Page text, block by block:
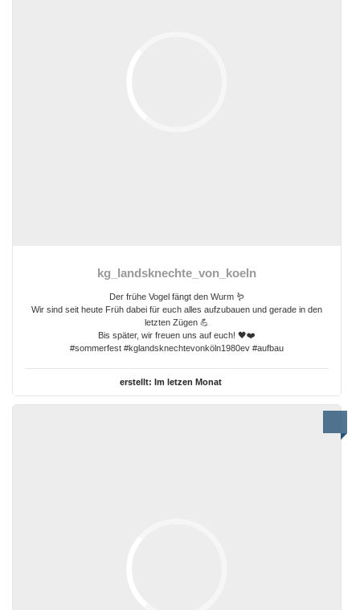
kg_landsknechte_von_koeln
Der frühe Vogel fängt den Wurm 🪱
Wir sind seit heute Früh dabei für euch alles aufzubauen und gerade in den
letzten Zügen 💪
Bis später, wir freuen uns auf euch! 🖤❤️
#sommerfest #kglandsknechtevonköln1980ev #aufbau
erstellt: Im letzen Monat